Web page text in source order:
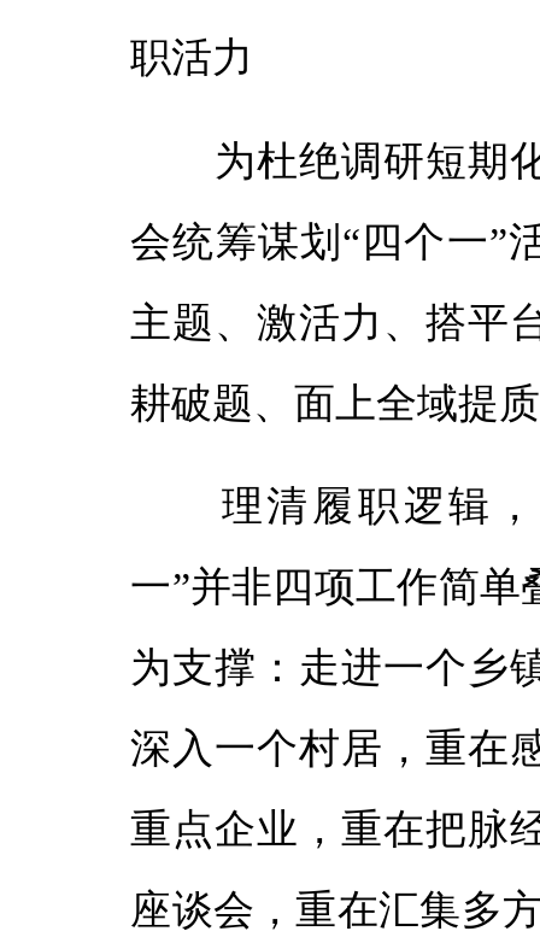
职活力
为杜绝调研短期化
会统筹谋划“四个一”
主题、激活力、搭平
耕破题、面上全域提
理清履职逻辑，
一”并非四项工作简
为支撑：走进一个乡
深入一个村居，重在
重点企业，重在把脉
座谈会，重在汇集多